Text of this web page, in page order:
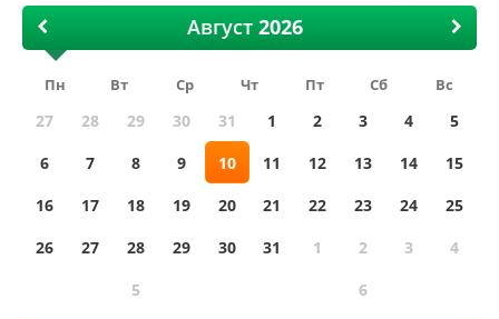
Август
Пн Вт Ср Чт Пт Сб Вс
27 28 29 30 31 1 2 3 4
5
6
7 8 9 10 11 12 13 14
15
16
17 18 19 20 21 22 23 24
25
26
27 28 29 30 31 1 2 3
4
5
6